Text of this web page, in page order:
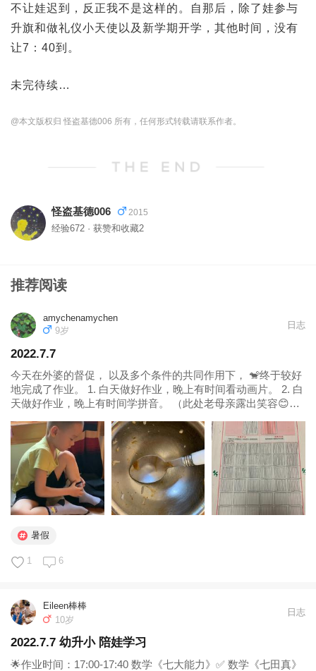
不让娃迟到，反正我不是这样的。自那后，除了娃参与
升旗和做礼仪小天使以及新学期开学，其他时间，没有
让7：40到。
未完待续…
@本文版权归 怪盗基德006 所有，任何形式转载请联系作者。
怪盗基德006 2015
经验672 · 获赞和收藏2
推荐阅读
amychenamychen
9岁
日志
2022.7.7
今天在外婆的督促， 以及多个条件的共同作用下， 🐒终于较好
地完成了作业。 1. 白天做好作业，晚上有时间看动画片。 2. 白
天做好作业，晚上有时间学拼音。 （此处老母亲露出笑容😊）
和外婆正在吃面🍜 一问作业做了没有，答曰：下午...
暑假
1 6
Eileen棒棒
10岁
日志
2022.7.7 幼升小 陪娃学习
🌟作业时间：17:00-17:40 数学《七大能力》✅ 数学《七田真》